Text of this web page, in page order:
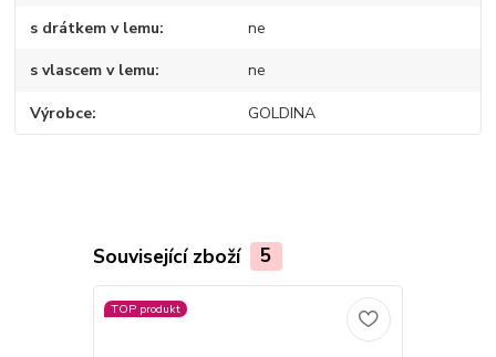
s drátkem v lemu ne
s vlascem v lemu ne
Výrobce GOLDINA
Související zboží 5
TOP produkt